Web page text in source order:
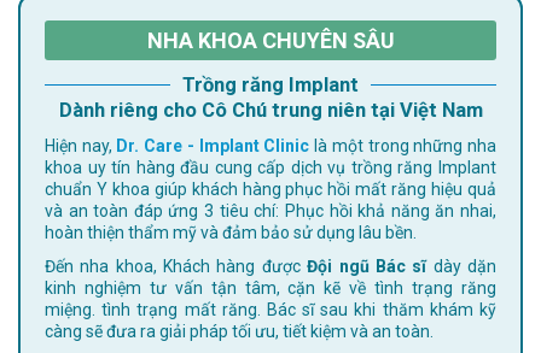
NHA KHOA CHUYÊN SÂU
Trồng răng Implant
Dành riêng cho Cô Chú trung niên tại Việt Nam
Hiện nay, Dr. Care - Implant Clinic là một trong những nha
khoa uy tín hàng đầu cung cấp dịch vụ trồng răng Implant
chuẩn Y khoa giúp khách hàng phục hồi mất răng hiệu quả
và an toàn đáp ứng 3 tiêu chí: Phục hồi khả năng ăn nhai,
hoàn thiện thẩm mỹ và đảm bảo sử dụng lâu bền.
Đến nha khoa, Khách hàng đượcĐội ngũ Bác sĩdày dặn
kinh nghiệm tư vấn tận tâm, cặn kẽ về tình trạng răng
miệng. tình trạng mất răng. Bác sĩ sau khi thăm khám kỹ
càng sẽ đưa ra giải pháp tối ưu, tiết kiệm và an toàn.